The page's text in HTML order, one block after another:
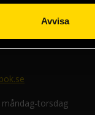
Avvisa
torsdag